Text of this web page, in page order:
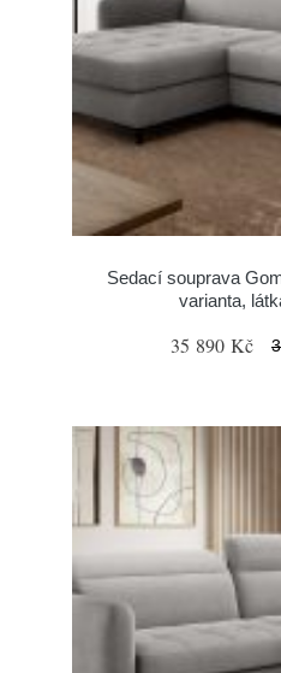
Sedací souprava
varianta,
35 890 Kč